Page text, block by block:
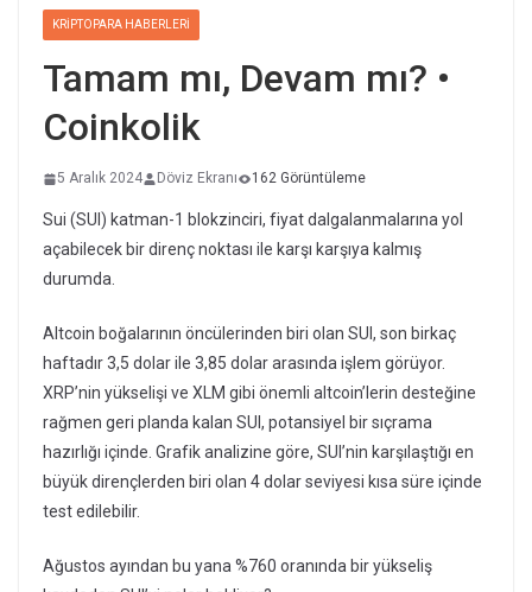
KRIPTOPARA HABERLERI
Tamam mı, Devam mı? •
Coinkolik
5 Aralık 2024 Döviz Ekranı 162 Görüntüleme
Sui (SUI) katman-1 blokzinciri, fiyat dalgalanmalarına yol
açabilecek bir direnç noktası ile karşı karşıya kalmış
durumda.
Altcoin boğalarının öncülerinden biri olan SUI, son birkaç
haftadır 3,5 dolar ile 3,85 dolar arasında işlem görüyor.
XRP’nin yükselişi ve XLM gibi önemli altcoin’lerin desteğine
rağmen geri planda kalan SUI, potansiyel bir sıçrama
hazırlığı içinde. Grafik analizine göre, SUI’nin karşılaştığı en
büyük dirençlerden biri olan 4 dolar seviyesi kısa süre içinde
test edilebilir.
Ağustos ayından bu yana %760 oranında bir yükseliş